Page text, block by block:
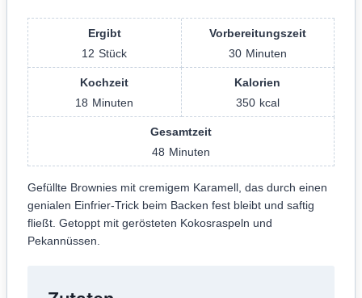
Ergibt
12 Stück
Vorbereitungszeit
30 Minuten
Kochzeit
18 Minuten
Kalorien
350 kcal
Gesamtzeit
48 Minuten
Gefüllte Brownies mit cremigem Karamell, das durch einen
genialen Einfrier-Trick beim Backen fest bleibt und saftig
fließt. Getoppt mit gerösteten Kokosraspeln und
Pekannüssen.